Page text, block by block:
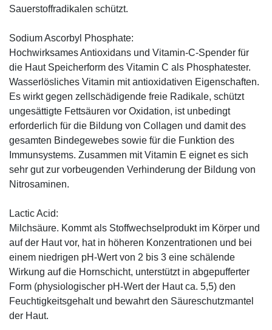
Sauerstoffradikalen schützt.
Sodium Ascorbyl Phosphate:
Hochwirksames Antioxidans und Vitamin-C-Spender für
die Haut Speicherform des Vitamin C als Phosphatester.
Wasserlösliches Vitamin mit antioxidativen Eigenschaften.
Es wirkt gegen zellschädigende freie Radikale, schützt
ungesättigte Fettsäuren vor Oxidation, ist unbedingt
erforderlich für die Bildung von Collagen und damit des
gesamten Bindegewebes sowie für die Funktion des
Immunsystems. Zusammen mit Vitamin E eignet es sich
sehr gut zur vorbeugenden Verhinderung der Bildung von
Nitrosaminen.
Lactic Acid:
Milchsäure. Kommt als Stoffwechselprodukt im Körper und
auf der Haut vor, hat in höheren Konzentrationen und bei
einem niedrigen pH-Wert von 2 bis 3 eine schälende
Wirkung auf die Hornschicht, unterstützt in abgepufferter
Form (physiologischer pH-Wert der Haut ca. 5,5) den
Feuchtigkeitsgehalt und bewahrt den Säureschutzmantel
der Haut.